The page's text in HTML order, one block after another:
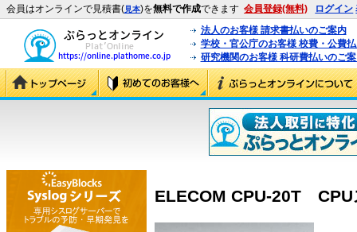
会員はオンラインで見積書(見本)を無料で作成できます 会員登録(無料) ログイン
法人のお客様 請求書払いのご案内
学校・官公庁のお客様 校費・公費
研究機関のお客様 科研費払いのご
ELECOM CPU-20T CPU